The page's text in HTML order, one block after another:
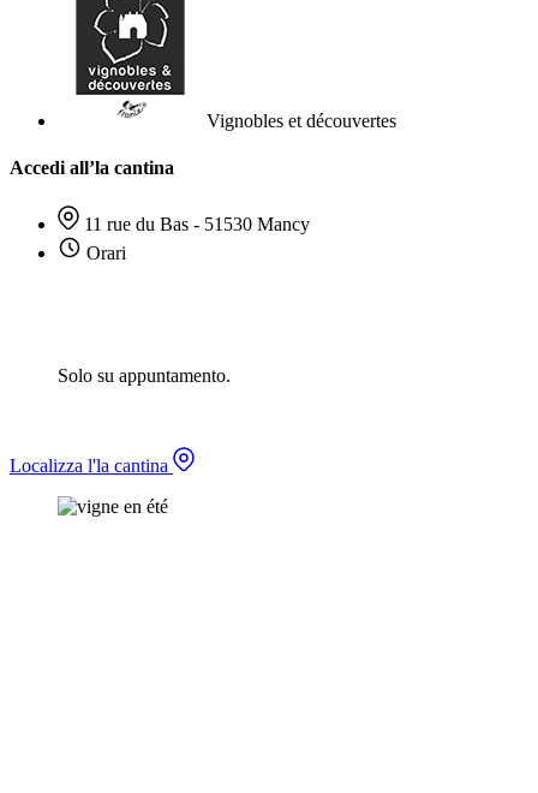
Vignobles et découvertes
Accedi all’la cantina
11 rue du Bas - 51530 Mancy
Orari
Solo su appuntamento.
Localizza l'la cantina